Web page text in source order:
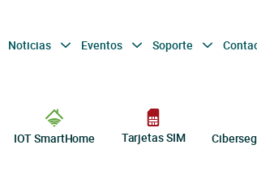
Noticias Eventos Soporte
IOT SmartHome Tarjetas SIM